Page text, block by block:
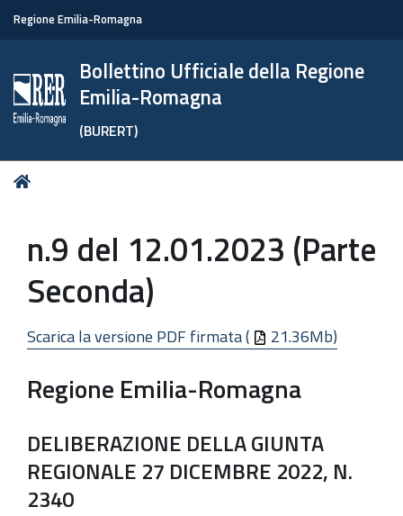
Regione Emilia-Romagna
Bollettino Ufficiale della Regione
Emilia-Romagna
(BURERT)
Tu
n.9 del 12.01.2023 (Parte
Seconda)
Scarica la versione PDF firmata ( 21.36Mb)
Regione Emilia-Romagna
DELIBERAZIONE DELLA GIUNTA
REGIONALE 27 DICEMBRE 2022, N.
2340